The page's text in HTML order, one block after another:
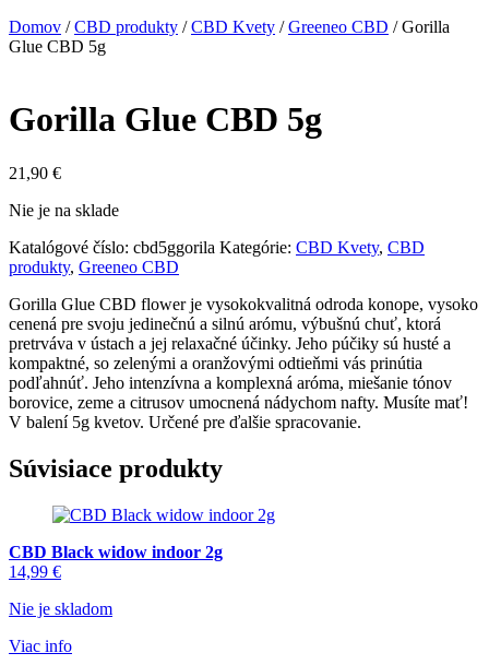
Domov /CBD produkty /CBD Kvety /Greeneo CBD / Gorilla
Glue CBD 5g
Gorilla Glue CBD 5g
21,90 €
Nie je na sklade
Katalógové číslo: cbd5ggorila Kategórie: CBD Kvety, CBD
produkty, Greeneo CBD
Gorilla Glue CBD flower je vysokokvalitná odroda konope, vysoko
cenená pre svoju jedinečnú a silnú arómu, výbušnú chuť, ktorá
pretrváva v ústach a jej relaxačné účinky. Jeho púčiky sú husté a
kompaktné, so zelenými a oranžovými odtieňmi vás prinútia
podľahnúť. Jeho intenzívna a komplexná aróma, miešanie tónov
borovice, zeme a citrusov umocnená nádychom nafty. Musíte mať!
V balení 5g kvetov. Určené pre ďalšie spracovanie.
Súvisiace produkty
CBD Black widow indoor 2g
14,99 €
Nie je skladom
Viac info